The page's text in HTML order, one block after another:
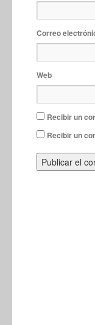
Correo
Web
Recibir un
Recibir un